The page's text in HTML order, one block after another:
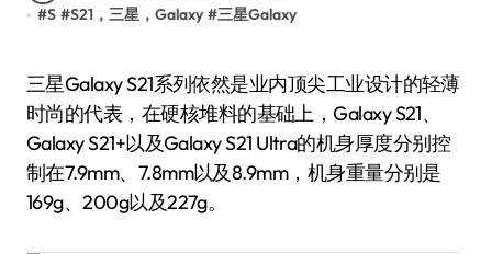
#S #S21，三星，Galaxy #三星Galaxy
三星Galaxy S21系列依然是业内顶尖工业设计的轻薄
时尚的代表，在硬核堆料的基础上，Galaxy S21、
Galaxy S21+以及Galaxy S21 Ultra的机身厚度分别控
制在7.9mm、7.8mm以及8.9mm，机身重量分别是
169g、200g以及227g。